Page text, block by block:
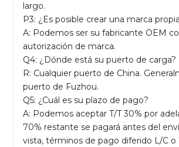
largo.
P3: ¿Es posible crear una marca
A: Podemos ser su fabricante OEM
autorización de marca.
Q4: ¿Dónde está su puerto de carga?
R: Cualquier puerto de China.
puerto de Fuzhou.
Q5: ¿Cuál es su plazo de pago?
A: Podemos aceptar T/T 30% por
70% restante se pagará antes del
vista, términos de pago diferido L/C o